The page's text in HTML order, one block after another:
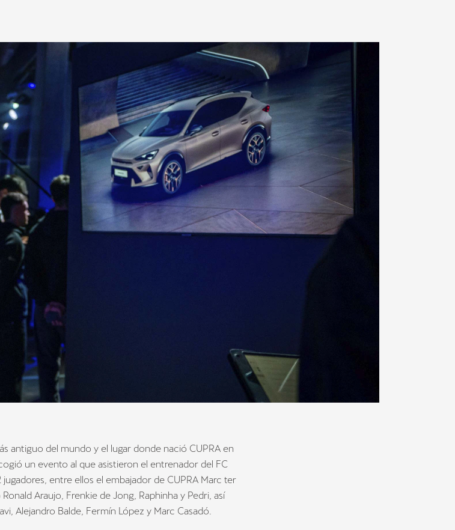
antiguo del mundo y el lugar donde nació CUPRA en
un evento al que asistieron el entrenador del FC
jugadores, entre ellos el embajador de CUPRA Marc ter
Araujo, Frenkie de Jong, Raphinha y Pedri, así
Alejandro Balde, Fermín López y Marc Casadó.